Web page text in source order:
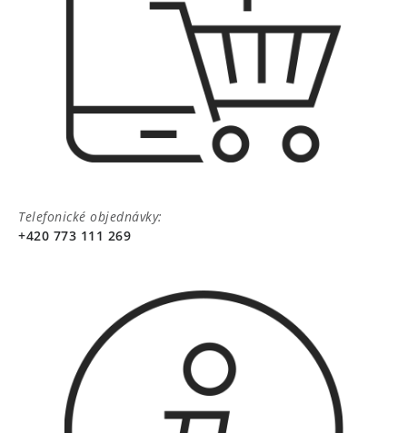
Telefonické objednávky:
+420 773 111 269